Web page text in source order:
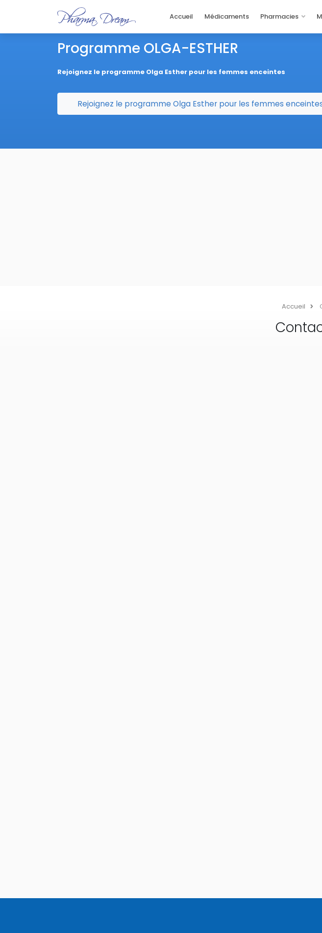
Accueil Médicaments Pharmacies
Programme OLGA-ESTHER
Rejoignez le programme Olga Esther pour les femmes enceintes
Rejoignez le programme Olga Esther pour les femmes
Accueil